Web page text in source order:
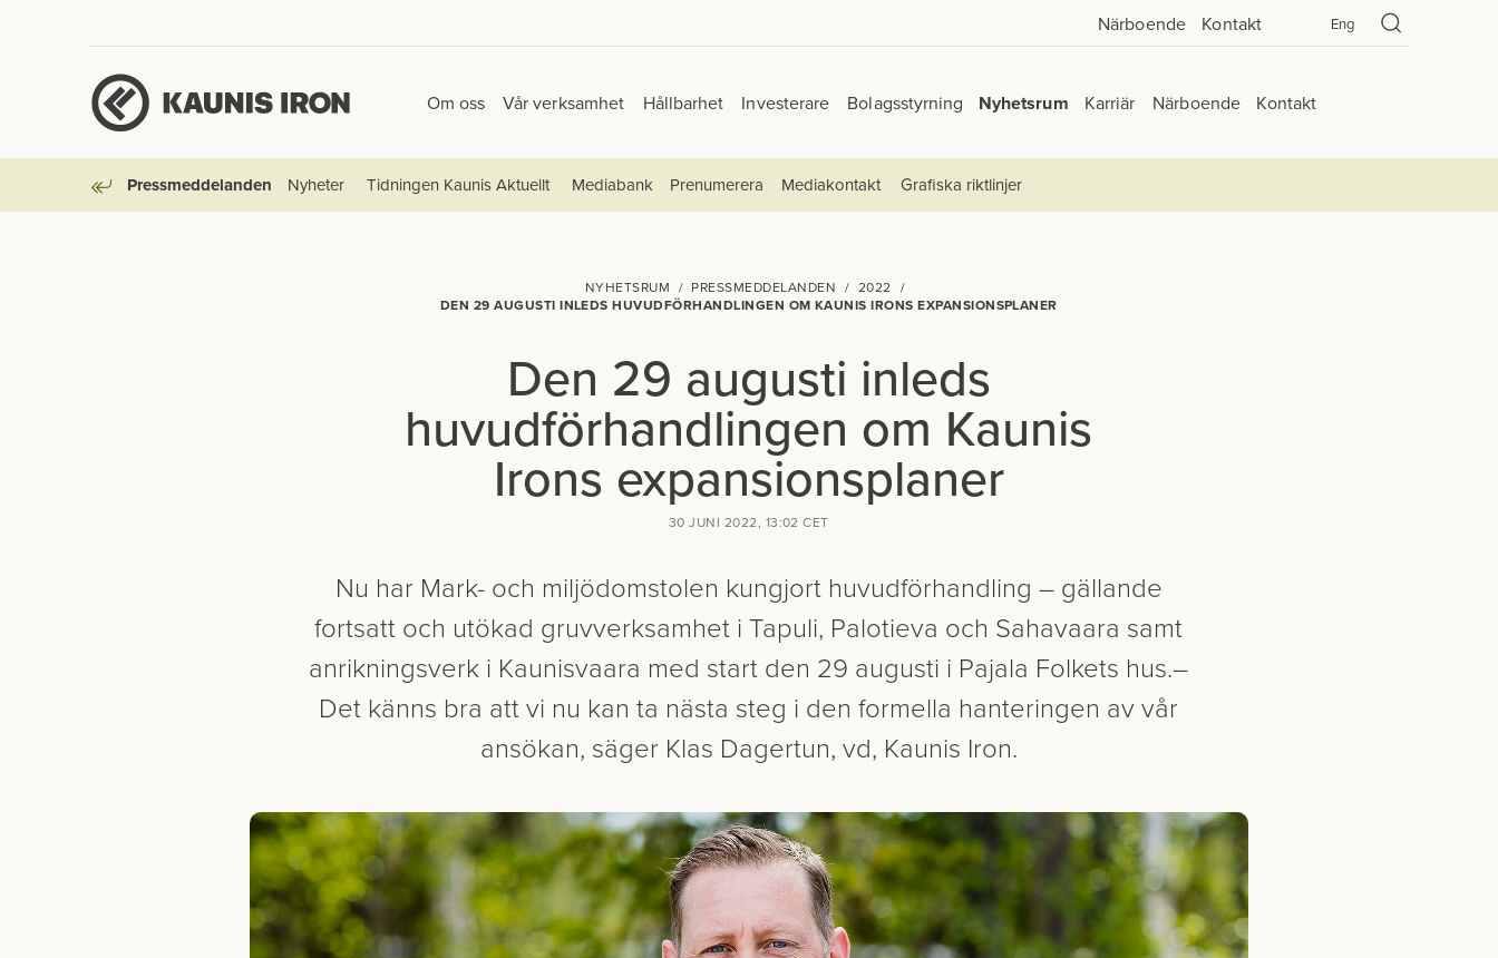
Närboende Kontakt Eng
Om oss Vår verksamhet Hållbarhet Investerare Bolagsstyrning Nyhetsrum
TillbakaPressmeddelanden Nyheter Tidningen Kaunis Aktuellt Mediabank Prenumerera Mediakontakt Grafiska riktlinjer
Karriär Närboende Kontakt
NYHETSRUM PRESSMEDDELANDEN
2022
DEN 29 AUGUSTI INLEDS HUVUDFÖRHANDLINGEN OM KAUNIS IRONS EXPANSIONSPLANER
Den 29 augusti inleds
huvudförhandlingen om Kaunis
Irons expansionsplaner
30 JUNI 2022, 13:02 CET
Nu har Mark- och miljödomstolen kungjort huvudförhandling – gällande
fortsatt och utökad gruvverksamhet i Tapuli, Palotieva och Sahavaara samt
anrikningsverk i Kaunisvaara med start den 29 augusti i Pajala Folkets hus.–
Det känns bra att vi nu kan ta nästa steg i den formella hanteringen av vår
ansökan, säger Klas Dagertun, vd, Kaunis Iron.